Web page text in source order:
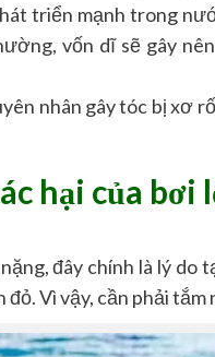
triển mạnh trong
vốn dĩ sẽ gây
nhân gây tóc bị xơ
hại của bơi
đây chính là lý
đỏ. Vì vậy, cần phải